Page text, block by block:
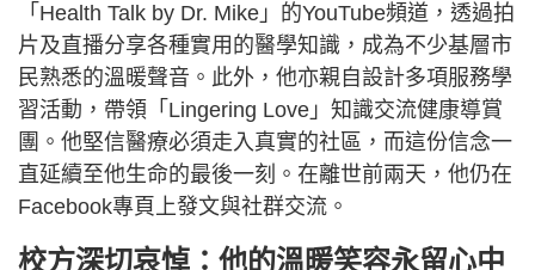
「Health Talk by Dr. Mike」的YouTube頻道，透過拍
片及直播分享各種實用的醫學知識，成為不少基層市
民熟悉的溫暖聲音。此外，他亦親自設計多項服務學
習活動，帶領「Lingering Love」知識交流健康導賞
團。他堅信醫療必須走入真實的社區，而這份信念一
直延續至他生命的最後一刻。在離世前兩天，他仍在
Facebook專頁上發文與社群交流。
校方深切哀悼：他的溫暖笑容永留心中